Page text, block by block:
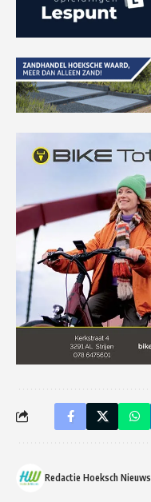
Redactie Hoeksch Nieuws